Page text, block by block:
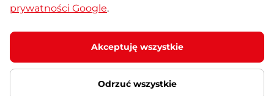
prywatności Google.
Akceptuję wszystkie
Odrzuć wszystkie